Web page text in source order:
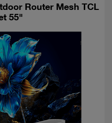
Router Mesh TCL
55"